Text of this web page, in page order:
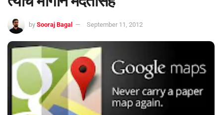
by Sooraj Bagal September 11, 2012